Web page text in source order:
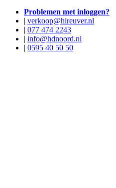
Problemen met inloggen?
| verkoop@hireuver.nl
| 077 474 2243
| info@hdnoord.nl
| 0595 40 50 50